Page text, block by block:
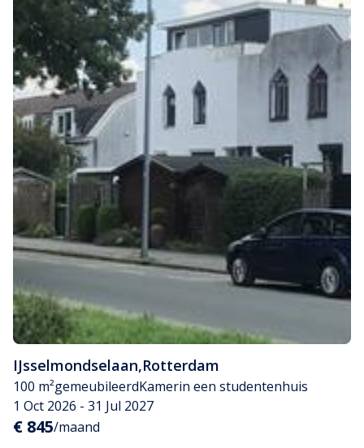
IJsselmondselaan,Rotterdam
100 m²gemeubileerdKamerin een studentenhuis
1 Oct 2026 - 31 Jul 2027
€ 845/maand